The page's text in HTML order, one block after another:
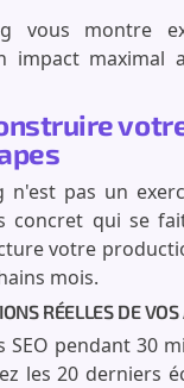
vous montre
impact maximal
n'est pas un
concret qui se
votre
mois.
RÉELLES DE
SEO pendant 30
les 20 derniers